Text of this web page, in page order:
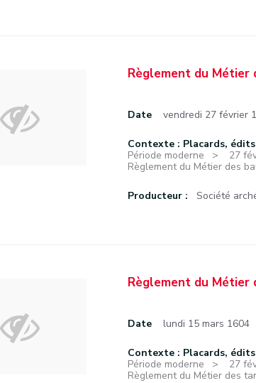
Règlement du Métier
Date vendredi 27 février
Contexte : Placards,
Période moderne
27
Règlement du Métier des
Producteur : Société
Règlement du Métier
Date lundi 15 mars 1604
Contexte : Placards,
Période moderne
27
Règlement du Métier des